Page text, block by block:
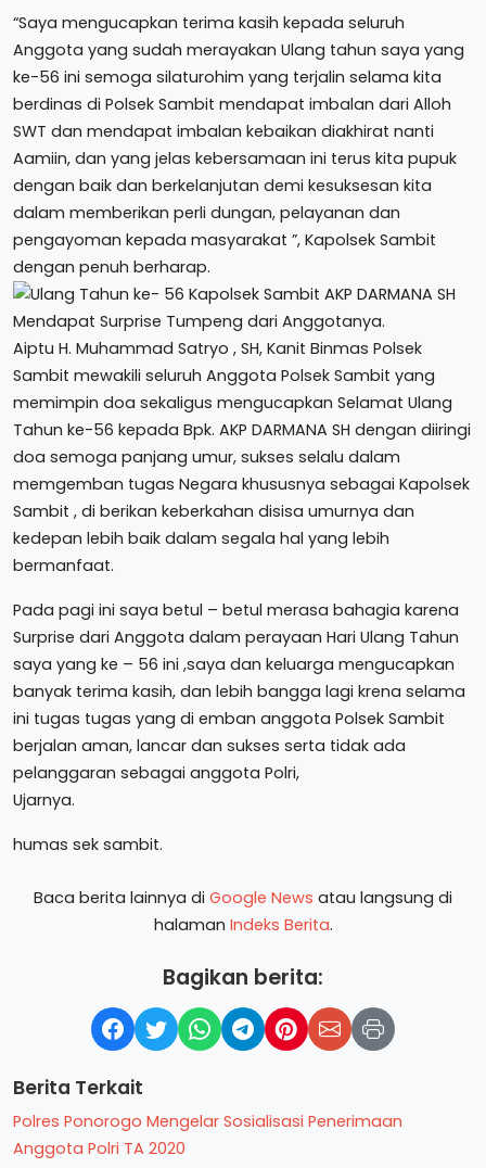
“Saya mengucapkan terima kasih kepada seluruh
Anggota yang sudah merayakan Ulang tahun saya yang
ke-56 ini semoga silaturohim yang terjalin selama kita
berdinas di Polsek Sambit mendapat imbalan dari Alloh
SWT dan mendapat imbalan kebaikan diakhirat nanti
Aamiin, dan yang jelas kebersamaan ini terus kita pupuk
dengan baik dan berkelanjutan demi kesuksesan kita
dalam memberikan perli dungan, pelayanan dan
pengayoman kepada masyarakat ”, Kapolsek Sambit
dengan penuh berharap.
Aiptu H. Muhammad Satryo , SH, Kanit Binmas Polsek
Sambit mewakili seluruh Anggota Polsek Sambit yang
memimpin doa sekaligus mengucapkan Selamat Ulang
Tahun ke-56 kepada Bpk. AKP DARMANA SH dengan diiringi
doa semoga panjang umur, sukses selalu dalam
memgemban tugas Negara khususnya sebagai Kapolsek
Sambit , di berikan keberkahan disisa umurnya dan
kedepan lebih baik dalam segala hal yang lebih
bermanfaat.
Pada pagi ini saya betul – betul merasa bahagia karena
Surprise dari Anggota dalam perayaan Hari Ulang Tahun
saya yang ke – 56 ini ,saya dan keluarga mengucapkan
banyak terima kasih, dan lebih bangga lagi krena selama
ini tugas tugas yang di emban anggota Polsek Sambit
berjalan aman, lancar dan sukses serta tidak ada
pelanggaran sebagai anggota Polri,
Ujarnya.
humas sek sambit.
Baca berita lainnya di Google News atau langsung di
halaman Indeks Berita.
Bagikan berita:
Berita Terkait
Polres Ponorogo Mengelar Sosialisasi Penerimaan
Anggota Polri TA 2020